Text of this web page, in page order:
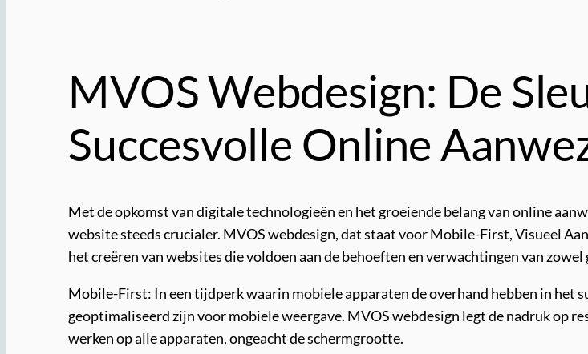
MVOS Webdesign: De
Succesvolle Online
Met de opkomst van digitale technologieën en het groeiende belang van online
website steeds crucialer. MVOS webdesign, dat staat voor Mobile-First, Visueel
het creëren van websites die voldoen aan de behoeften en verwachtingen van zowel
Mobile-First: In een tijdperk waarin mobiele apparaten de overhand hebben in het
geoptimaliseerd zijn voor mobiele weergave. MVOS webdesign legt de nadruk op
werken op alle apparaten, ongeacht de schermgrootte.